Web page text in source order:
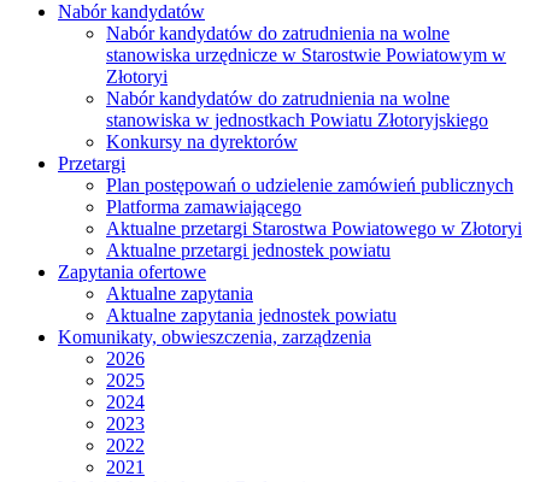
Nabór kandydatów
Nabór kandydatów do zatrudnienia na wolne
stanowiska urzędnicze w Starostwie Powiatowym w
Złotoryi
Nabór kandydatów do zatrudnienia na wolne
stanowiska w jednostkach Powiatu Złotoryjskiego
Konkursy na dyrektorów
Przetargi
Plan postępowań o udzielenie zamówień publicznych
Platforma zamawiającego
Aktualne przetargi Starostwa Powiatowego w Złotoryi
Aktualne przetargi jednostek powiatu
Zapytania ofertowe
Aktualne zapytania
Aktualne zapytania jednostek powiatu
Komunikaty, obwieszczenia, zarządzenia
2026
2025
2024
2023
2022
2021